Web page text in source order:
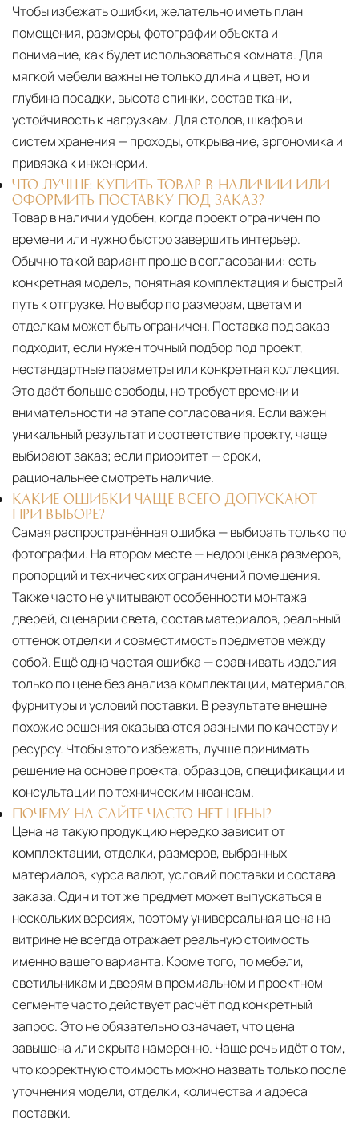
Чтобы избежать ошибки, желательно иметь план
помещения, размеры, фотографии объекта и
понимание, как будет использоваться комната. Для
мягкой мебели важны не только длина и цвет, но и
глубина посадки, высота спинки, состав ткани,
устойчивость к нагрузкам. Для столов, шкафов и
систем хранения — проходы, открывание, эргономика и
привязка к инженерии.
ЧТО ЛУЧШЕ: КУПИТЬ ТОВАР В НАЛИЧИИ ИЛИ
ОФОРМИТЬ ПОСТАВКУ ПОД ЗАКАЗ?
Товар в наличии удобен, когда проект ограничен по
времени или нужно быстро завершить интерьер.
Обычно такой вариант проще в согласовании: есть
конкретная модель, понятная комплектация и быстрый
путь к отгрузке. Но выбор по размерам, цветам и
отделкам может быть ограничен. Поставка под заказ
подходит, если нужен точный подбор под проект,
нестандартные параметры или конкретная коллекция.
Это даёт больше свободы, но требует времени и
внимательности на этапе согласования. Если важен
уникальный результат и соответствие проекту, чаще
выбирают заказ; если приоритет — сроки,
рациональнее смотреть наличие.
КАКИЕ ОШИБКИ ЧАЩЕ ВСЕГО ДОПУСКАЮТ
ПРИ ВЫБОРЕ?
Самая распространённая ошибка — выбирать только по
фотографии. На втором месте — недооценка размеров,
пропорций и технических ограничений помещения.
Также часто не учитывают особенности монтажа
дверей, сценарии света, состав материалов, реальный
оттенок отделки и совместимость предметов между
собой. Ещё одна частая ошибка — сравнивать изделия
только по цене без анализа комплектации, материалов,
фурнитуры и условий поставки. В результате внешне
похожие решения оказываются разными по качеству и
ресурсу. Чтобы этого избежать, лучше принимать
решение на основе проекта, образцов, спецификации и
консультации по техническим нюансам.
ПОЧЕМУ НА САЙТЕ ЧАСТО НЕТ ЦЕНЫ?
Цена на такую продукцию нередко зависит от
комплектации, отделки, размеров, выбранных
материалов, курса валют, условий поставки и состава
заказа. Один и тот же предмет может выпускаться в
нескольких версиях, поэтому универсальная цена на
витрине не всегда отражает реальную стоимость
именно вашего варианта. Кроме того, по мебели,
светильникам и дверям в премиальном и проектном
сегменте часто действует расчёт под конкретный
запрос. Это не обязательно означает, что цена
завышена или скрыта намеренно. Чаще речь идёт о том,
что корректную стоимость можно назвать только после
уточнения модели, отделки, количества и адреса
поставки.